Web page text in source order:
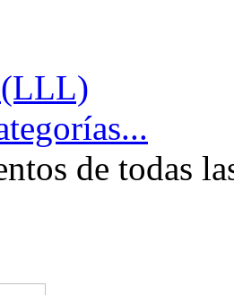
(LLL)
de todas